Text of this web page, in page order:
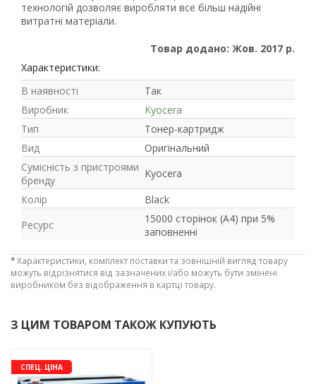
Рейтинг EXE.ua:
21
63
технологій дозволяє виробляти все більш надійні
витратні матеріали.
Товар додано: Жов. 2017 р.
Характеристики:
В наявності
Так
Виробник
Kyocera
Тип
Тонер-картридж
Вид
Оригінальний
Сумісність з пристроями
бренду
Kyocera
Колір
Black
Ресурс
15000 сторінок (A4) при 5%
заповненні
*Характеристики, комплект поставки та зовнішній вигляд товару
можуть відрізнятися від зазначених і/або можуть бути змінені
виробником без відображення в картці товару.
З ЦИМ ТОВАРОМ ТАКОЖ КУПУЮТЬ
СПЕЦ. ЦІНА